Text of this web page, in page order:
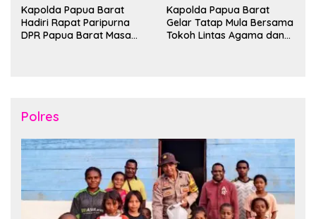
Kapolda Papua Barat
Hadiri Rapat Paripurna
DPR Papua Barat Masa
Kapolda Papua Barat
Gelar Tatap Mula Bersama
Tokoh Lintas Agama dan
Polres